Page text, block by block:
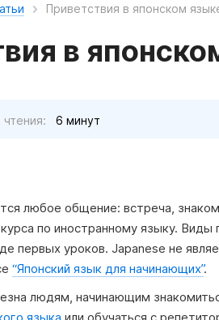
Приветствия в японском
в
6 минут
любое общение: встреча,
по иностранному языку. Виды
первых уроков. Japanese не
“Японский язык для начинающих”.
людям, начинающим